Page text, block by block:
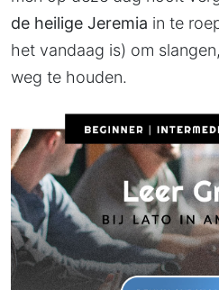
de heilige Jeremia in te
het vandaag is) om
weg te houden.